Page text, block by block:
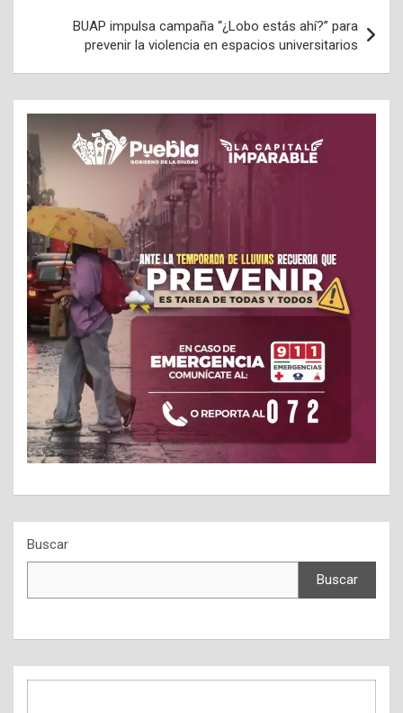
BUAP impulsa campaña “¿Lobo estás ahí?” para
prevenir la violencia en espacios universitarios
Buscar
Buscar